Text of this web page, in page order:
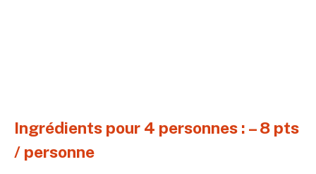
Ingrédients pour 4 personnes : – 8 pts
/ personne